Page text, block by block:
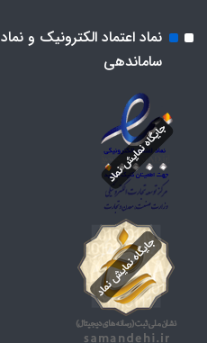
نماد اعتماد الکترونیک و نماد
ساماندهی